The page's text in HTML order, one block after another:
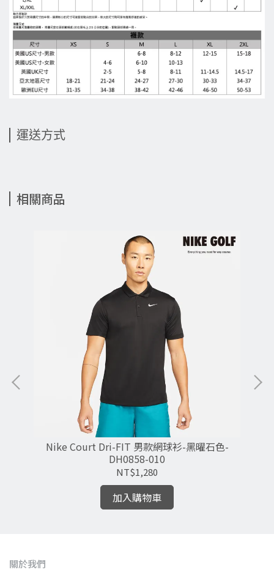
運送方式
相關商品
Nike Court Dri-FIT 男款網球衫-黑曜石色-
DH0858-010
NT$1,280
加入購物車
關於我們